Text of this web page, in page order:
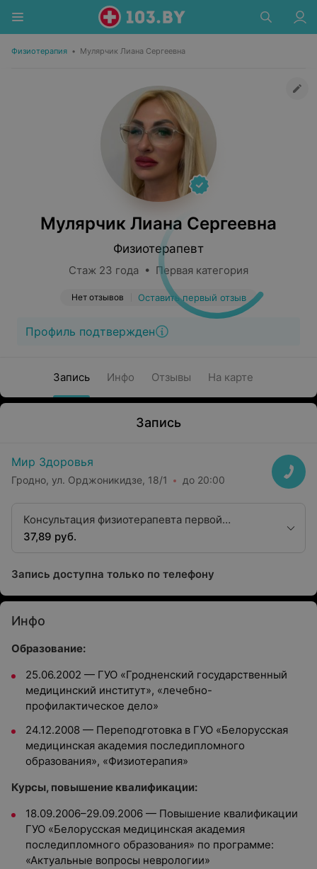
Физиотерапия • Мулярчик Лиана Сергеевна
Мулярчик Лиана Сергеевна
Физиотерапевт
Стаж 23 года • Первая категория
Нет отзывов Оставить первый отзыв
Профиль подтвержден
Запись Инфо Отзывы На карте
Запись
Мир Здоровья
Гродно, ул. Орджоникидзе, 18/1 до 20:00
Консультация физиотерапевта первой
квалификационной категории
37,89 руб.
Запись доступна только по телефону
Инфо
Образование:
25.06.2002 — ГУО «Гродненский государственный
медицинский институт», «лечебно-
профилактическое дело»
24.12.2008 — Переподготовка в ГУО «Белорусская
медицинская академия последипломного
образования», «Физиотерапия»
Курсы, повышение квалификации:
18.09.2006–29.09.2006 — Повышение квалификации
ГУО «Белорусская медицинская академия
последипломного образования» по программе:
«Актуальные вопросы неврологии»